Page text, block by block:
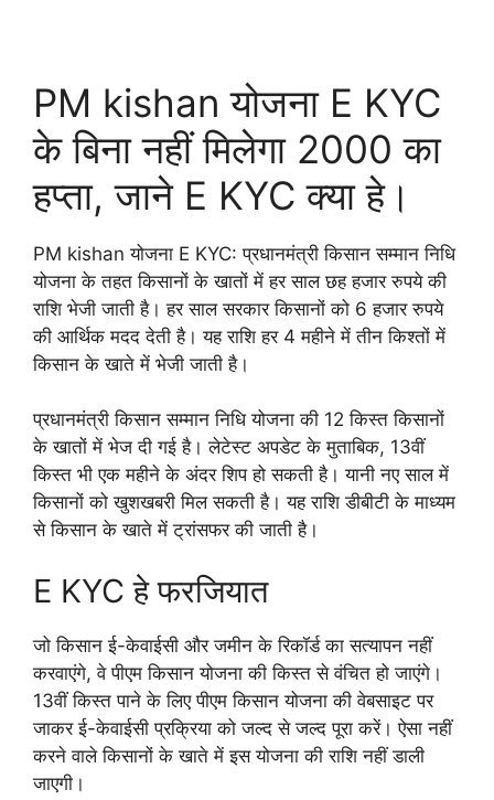
PM kishan योजना E KYC
के बिना नहीं मिलेगा 2000 का
हप्ता, जाने E KYC क्या हे।
PM kishan योजना E KYC: प्रधानमंत्री किसान सम्मान निधि
योजना के तहत किसानों के खातों में हर साल छह हजार रुपये की
राशि भेजी जाती है। हर साल सरकार किसानों को 6 हजार रुपये
की आर्थिक मदद देती है। यह राशि हर 4 महीने में तीन किश्तों में
किसान के खाते में भेजी जाती है।
प्रधानमंत्री किसान सम्मान निधि योजना की 12 किस्त किसानों
के खातों में भेज दी गई है। लेटेस्ट अपडेट के मुताबिक, 13वीं
किस्त भी एक महीने के अंदर शिप हो सकती है। यानी नए साल में
किसानों को खुशखबरी मिल सकती है। यह राशि डीबीटी के माध्यम
से किसान के खाते में ट्रांसफर की जाती है।
E KYC हे फरजियात
जो किसान ई-केवाईसी और जमीन के रिकॉर्ड का सत्यापन नहीं
करवाएंगे, वे पीएम किसान योजना की किस्त से वंचित हो जाएंगे।
13वीं किस्त पाने के लिए पीएम किसान योजना की वेबसाइट पर
जाकर ई-केवाईसी प्रक्रिया को जल्द से जल्द पूरा करें। ऐसा नहीं
करने वाले किसानों के खाते में इस योजना की राशि नहीं डाली
जाएगी।